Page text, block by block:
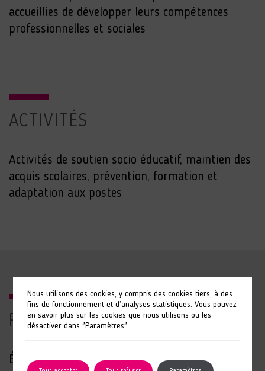
accueillies de développer leurs compétences
professionnelles et sociales
ACTIVITÉS
Activités de soutien socio éducatif, maintien des
acquis scolaires, prévention, formation et
adaptation aux postes
PRESTATIONS
Établissement pilote pour :
Nous utilisons des cookies, y compris des cookies tiers, à des
fins de fonctionnement et d’analyses statistiques. Vous pouvez
en savoir plus sur les cookies que nous utilisons ou les
désactiver dans "Paramètres".